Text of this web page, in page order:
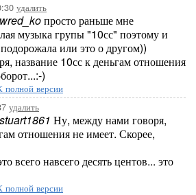
удалить
просто раньше мне
музыка групы "10сс" поэтому и
или это о другом))
название 10сс к деньгам отношения
)
полной версии
удалить
Ну, между нами говоря,
отношения не имеет. Скорее,
всего навсего десять центов... это
полной версии